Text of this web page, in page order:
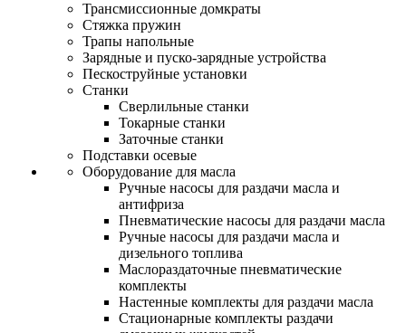
Трансмиссионные домкраты
Стяжка пружин
Трапы напольные
Зарядные и пуско-зарядные устройства
Пескоструйные установки
Станки
Сверлильные станки
Токарные станки
Заточные станки
Подставки осевые
Оборудование для масла
Ручные насосы для раздачи масла и
антифриза
Пневматические насосы для раздачи масла
Ручные насосы для раздачи масла и
дизельного топлива
Маслораздаточные пневматические
комплекты
Настенные комплекты для раздачи масла
Стационарные комплекты раздачи